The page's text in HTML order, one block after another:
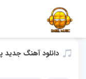
دانلود آهنگ جدید